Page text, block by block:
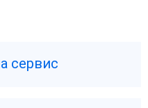
сервис